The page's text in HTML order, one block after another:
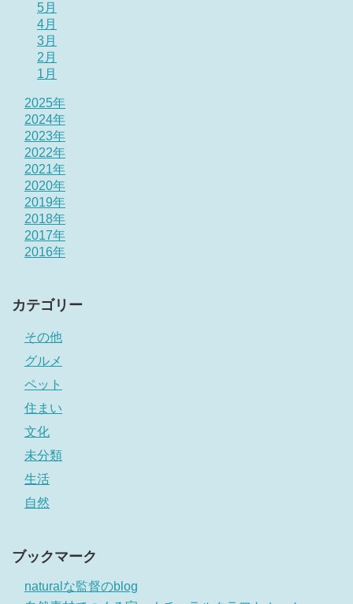
5月
4月
3月
2月
1月
2025年
2024年
2023年
2022年
2021年
2020年
2019年
2018年
2017年
2016年
カテゴリー
その他
グルメ
ペット
住まい
文化
未分類
生活
自然
ブックマーク
naturalな監督のblog